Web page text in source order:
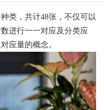
类，共计48张，不仅可以
进行一一对应及分类应
应量的概念。